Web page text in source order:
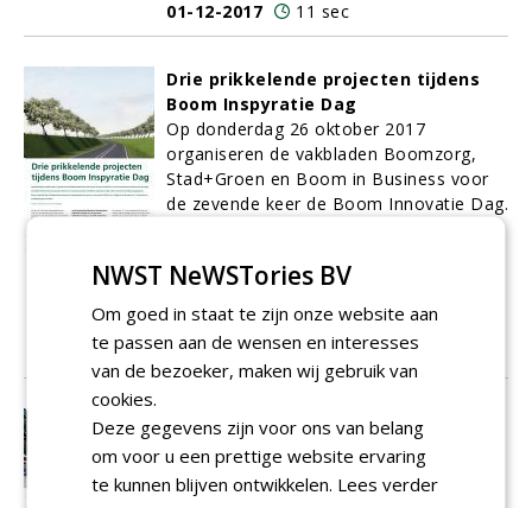
01-12-2017 11 sec
Drie prikkelende projecten tijdens
Boom Inspyratie Dag
Op donderdag 26 oktober 2017
organiseren de vakbladen Boomzorg,
Stad+Groen en Boom in Business voor
de zevende keer de Boom Innovatie Dag.
Ebben Inspyriumin Cuijk, is dit
evenement eenmalig omgedoopt tot
Boom Inspyratie Dag.
01-12-2017
10 sec
Bomen over boomprojecten
De mooiste projecten van de afgelopen
periode in the spotlights.
01-12-2017
2 sec
NWST NeWSTories BV
Om goed in staat te zijn onze website aan
te passen aan de wensen en interesses
van de bezoeker, maken wij gebruik van
cookies.
Deze gegevens zijn voor ons van belang
om voor u een prettige website ervaring
te kunnen blijven ontwikkelen. Lees verder